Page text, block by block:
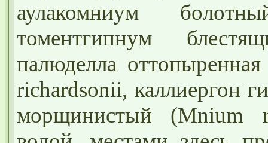
аулакомниум
томентгипнум
палюделла
richardsonii, каллиергон
морщинистый (Mnium